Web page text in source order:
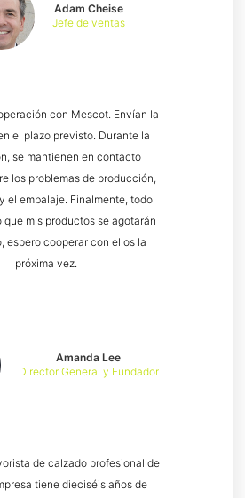
de calzado profesional de
tiene dieciséis años de
Amanda Lee
Director General y Fundador
con Mescot. Envían la
el plazo previsto. Durante la
se mantienen en contacto
los problemas de producción,
el embalaje. Finalmente, todo
que mis productos se agotarán
espero cooperar con ellos la
próxima vez.
Adam Cheise
Jefe de ventas